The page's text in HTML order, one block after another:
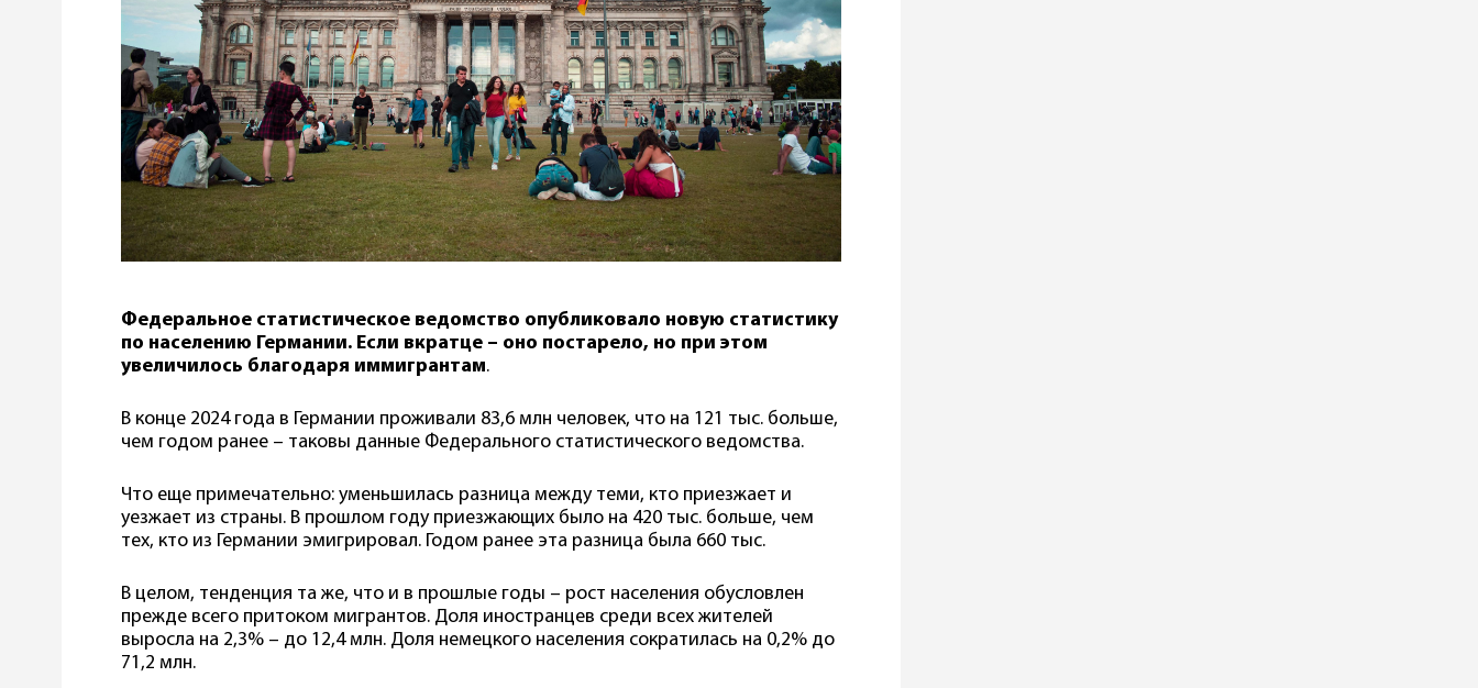
Федеральное статистическое ведомство опубликовало новую статистику
по населению Германии. Если вкратце – оно постарело, но при этом
увеличилось благодаря иммигрантам.
В конце 2024 года в Германии проживали 83,6 млн человек, что на 121 тыс. больше,
чем годом ранее – таковы данные Федерального статистического ведомства.
Что еще примечательно: уменьшилась разница между теми, кто приезжает и
уезжает из страны. В прошлом году приезжающих было на 420 тыс. больше, чем
тех, кто из Германии эмигрировал. Годом ранее эта разница была 660 тыс.
В целом, тенденция та же, что и в прошлые годы – рост населения обусловлен
прежде всего притоком мигрантов. Доля иностранцев среди всех жителей
выросла на 2,3% – до 12,4 млн. Доля немецкого населения сократилась на 0,2% до
71,2 млн.